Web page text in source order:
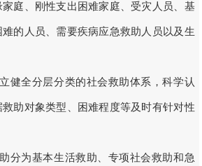
庭、刚性支出困难家庭、受灾人员、基
的人员、需要疾病应急救助人员以及生
健全分层分类的社会救助体系，科学认
助对象类型、困难程度等及时有针对性
分为基本生活救助、专项社会救助和急